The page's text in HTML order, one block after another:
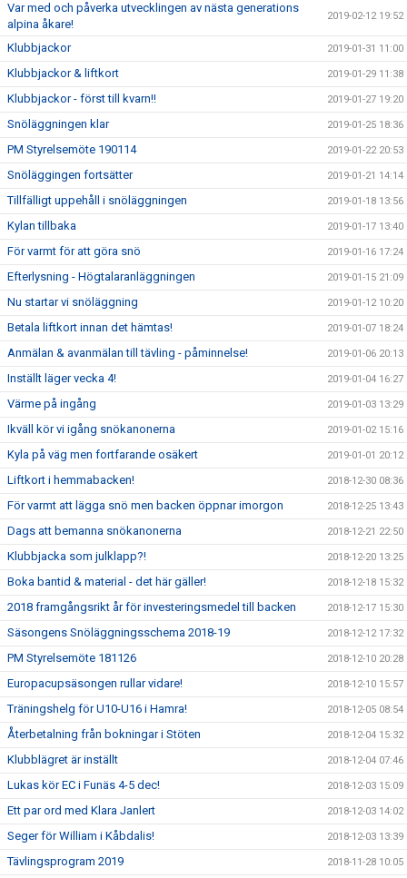
Var med och påverka utvecklingen av nästa generations
alpina åkare!
2019-02-12 19:52
Klubbjackor 2019-01-31 11:00
Klubbjackor & liftkort 2019-01-29 11:38
Klubbjackor - först till kvarn!! 2019-01-27 19:20
Snöläggningen klar 2019-01-25 18:36
PM Styrelsemöte 190114 2019-01-22 20:53
Snöläggingen fortsätter 2019-01-21 14:14
Tillfälligt uppehåll i snöläggningen 2019-01-18 13:56
Kylan tillbaka 2019-01-17 13:40
För varmt för att göra snö 2019-01-16 17:24
Efterlysning - Högtalaranläggningen 2019-01-15 21:09
Nu startar vi snöläggning 2019-01-12 10:20
Betala liftkort innan det hämtas! 2019-01-07 18:24
Anmälan & avanmälan till tävling - påminnelse! 2019-01-06 20:13
Inställt läger vecka 4! 2019-01-04 16:27
Värme på ingång 2019-01-03 13:29
Ikväll kör vi igång snökanonerna 2019-01-02 15:16
Kyla på väg men fortfarande osäkert 2019-01-01 20:12
Liftkort i hemmabacken! 2018-12-30 08:36
För varmt att lägga snö men backen öppnar imorgon 2018-12-25 13:43
Dags att bemanna snökanonerna 2018-12-21 22:50
Klubbjacka som julklapp?! 2018-12-20 13:25
Boka bantid & material - det här gäller! 2018-12-18 15:32
2018 framgångsrikt år för investeringsmedel till backen 2018-12-17 15:30
Säsongens Snöläggningsschema 2018-19 2018-12-12 17:32
PM Styrelsemöte 181126 2018-12-10 20:28
Europacupsäsongen rullar vidare! 2018-12-10 15:57
Träningshelg för U10-U16 i Hamra! 2018-12-05 08:54
Återbetalning från bokningar i Stöten 2018-12-04 15:32
Klubblägret är inställt 2018-12-04 07:46
Lukas kör EC i Funäs 4-5 dec! 2018-12-03 15:09
Ett par ord med Klara Janlert 2018-12-03 14:02
Seger för William i Kåbdalis! 2018-12-03 13:39
Tävlingsprogram 2019 2018-11-28 10:05